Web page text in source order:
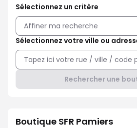
Sélectionnez un critère
Affiner ma recherche
Sélectionnez votre ville ou
Rechercher une
Boutique SFR Pamiers